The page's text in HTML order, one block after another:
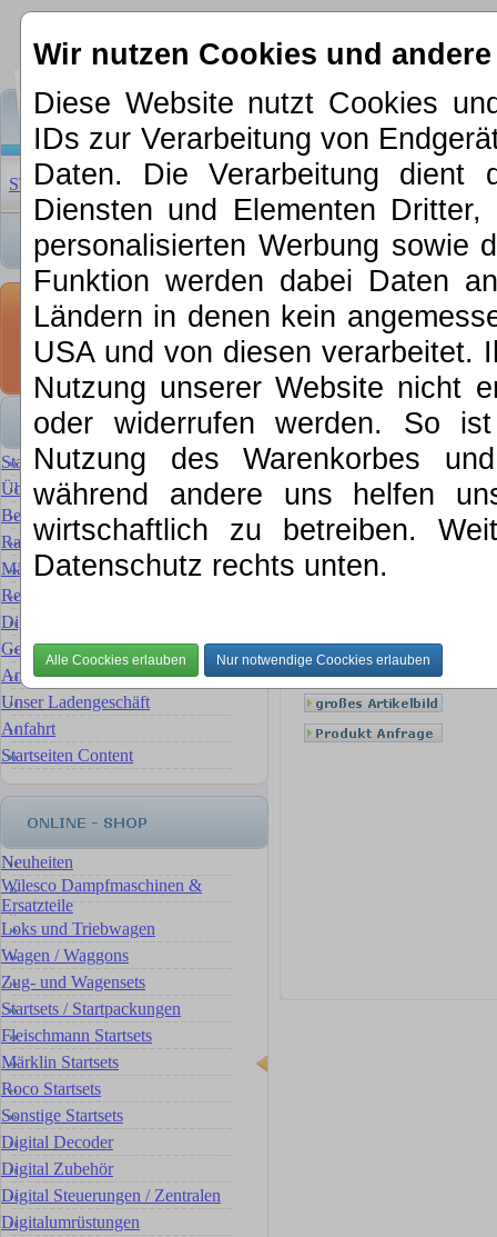
Wir nutzen Cookies und
Diese Website nutzt Cookies
IDs zur Verarbeitung von
Daten. Die Verarbeitung dient
Diensten und Elementen
personalisierten Werbung sowie
Funktion werden dabei Daten
Ländern in denen kein
USA und von diesen verarbeitet.
Nutzung unserer Website nicht
oder widerrufen werden. So
Nutzung des Warenkorbes
während andere uns helfen
wirtschaftlich zu betreiben.
Datenschutz rechts unten.
STARTSEITE| ÜBER UNS |NEUHEITEN 2026 |
Startseite
Über MKE
Bewertung für Ihre Sammlung
Rat & Tat
Märklin Ersatzteilservice
Reparaturservice Reparaturen
Digital- Umbauten & Umrüstungen
Gebrauchte Artikel
Ankauf, wir verkaufen für Sie
Unser Ladengeschäft
Anfahrt
Startseiten Content
Neuheiten
Wilesco Dampfmaschinen &
Ersatzteile
Loks und Triebwagen
Wagen / Waggons
Zug- und Wagensets
Startsets / Startpackungen
Fleischmann Startsets
Märklin Startsets
Roco Startsets
Sonstige Startsets
Digital Decoder
Digital Zubehör
Digital Steuerungen / Zentralen
Digitalumrüstungen
Startsets /
29074
II
Märklin 29074 Digital-